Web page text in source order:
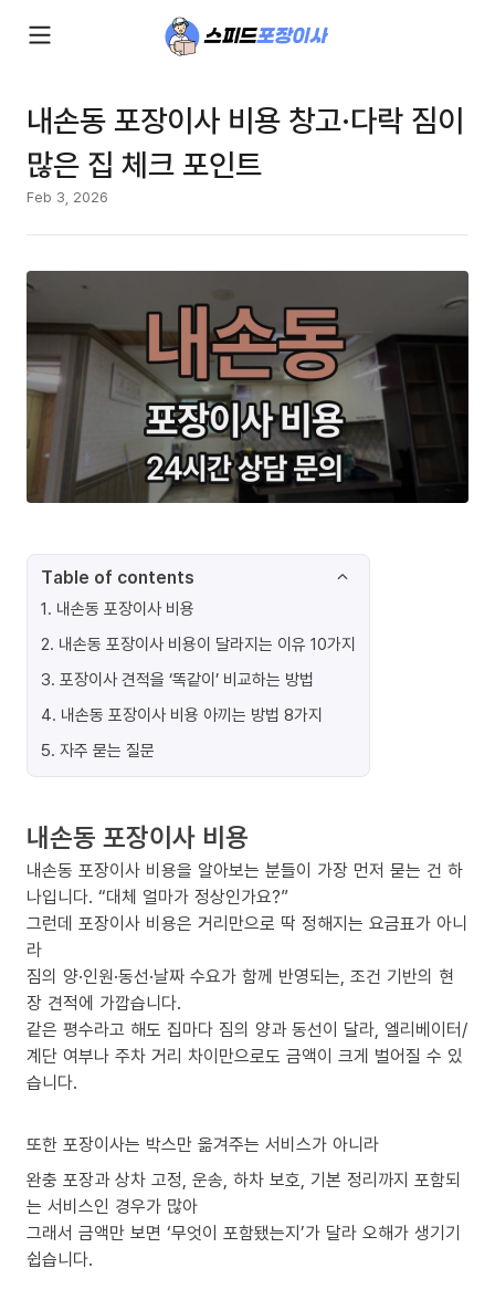
내손동 포장이사 비용 창고·다락 짐이
많은 집 체크 포인트
Feb 3, 2026
Table of contents
1. 내손동 포장이사 비용
2. 내손동 포장이사 비용이 달라지는 이유 10가지
3. 포장이사 견적을 ‘똑같이’ 비교하는 방법
4. 내손동 포장이사 비용 아끼는 방법 8가지
5. 자주 묻는 질문
내손동 포장이사 비용
내손동 포장이사 비용을 알아보는 분들이 가장 먼저 묻는 건 하
나입니다. “대체 얼마가 정상인가요?”
그런데 포장이사 비용은 거리만으로 딱 정해지는 요금표가 아니
라
짐의 양·인원·동선·날짜 수요가 함께 반영되는, 조건 기반의 현
장 견적에 가깝습니다.
같은 평수라고 해도 집마다 짐의 양과 동선이 달라, 엘리베이터/
계단 여부나 주차 거리 차이만으로도 금액이 크게 벌어질 수 있
습니다.
또한 포장이사는 박스만 옮겨주는 서비스가 아니라
완충 포장과 상차 고정, 운송, 하차 보호, 기본 정리까지 포함되
는 서비스인 경우가 많아
그래서 금액만 보면 ‘무엇이 포함됐는지’가 달라 오해가 생기기
쉽습니다.